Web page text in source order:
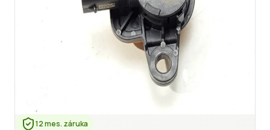
12 mes. záruka